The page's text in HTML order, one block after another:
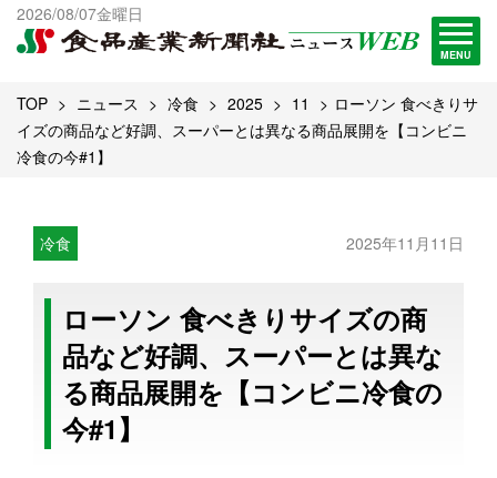
2026/08/07金曜日
MENU
出版物一覧へ
試読・購読申し込み
TOP ニュース 冷食 2025 11
ローソン 食べきりサ
イズの商品など好調、スーパーとは異なる商品展開を【コンビニ
冷食の今#1】
冷食 2025年11月11日
ローソン 食べきりサイズの商
品など好調、スーパーとは異な
る商品展開を【コンビニ冷食の
今#1】